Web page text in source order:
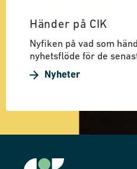
Händer på CIK
Nyfiken på vad som
nyhetsflöde för de
Nyheter